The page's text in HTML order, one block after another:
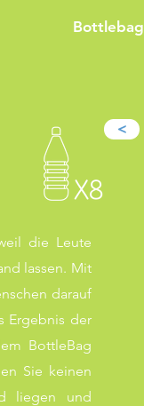
Bottlebag
die Leute
lassen. Mit
darauf
Ergebnis der
BottleBag
Sie keinen
liegen und
>